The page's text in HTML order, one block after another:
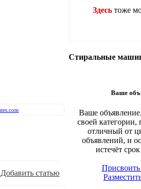
Добавить статью
Здесь тоже
Стиральные
Ваше
Ваше
своей категории,
отличный от
объявлений, и
истечёт